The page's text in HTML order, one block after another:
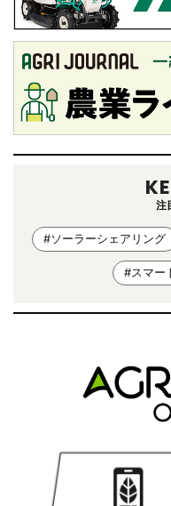
注
#ソーラーシェアリング
#スマー